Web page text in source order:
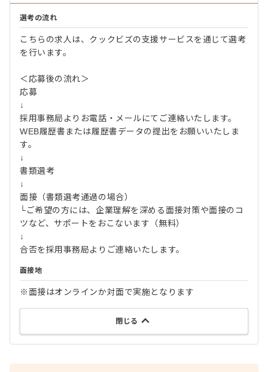
選考の流れ
こちらの求人は、クックビズの支援サービスを通じて選考
を行います。
＜応募後の流れ＞
応募
↓
採用事務局よりお電話・メールにてご連絡いたします。
WEB履歴書または履歴書データの提出をお願いいたしま
す。
↓
書類選考
↓
面接（書類選考通過の場合）
└ご希望の方には、企業理解を深める面接対策や面接のコ
ツなど、サポートをおこないます（無料）
↓
合否を採用事務局よりご連絡いたします。
面接地
※面接はオンラインか対面で実施となります
閉じる